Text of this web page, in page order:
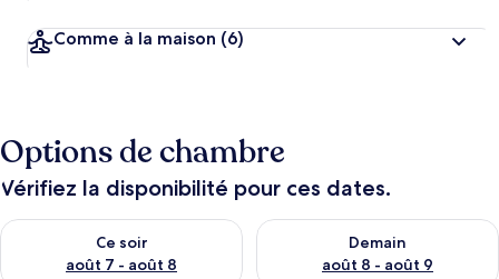
Comme à la maison (6)
Options de chambre
Vérifiez la disponibilité pour ces dates.
Ce soir
août 7 - août 8
Vérifier la disponibilité pour ce soir août 7 - août 8
Demain
août 8 - août 9
Vérifier la disponibilité pour